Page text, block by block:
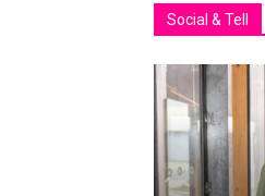
Social & Tell